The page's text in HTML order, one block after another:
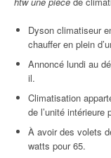
Dyson climatiseur
chauffer en plein
Annoncé lundi au
il.
Climatisation
de l’unité intérieure
À avoir des volets
watts pour 65.